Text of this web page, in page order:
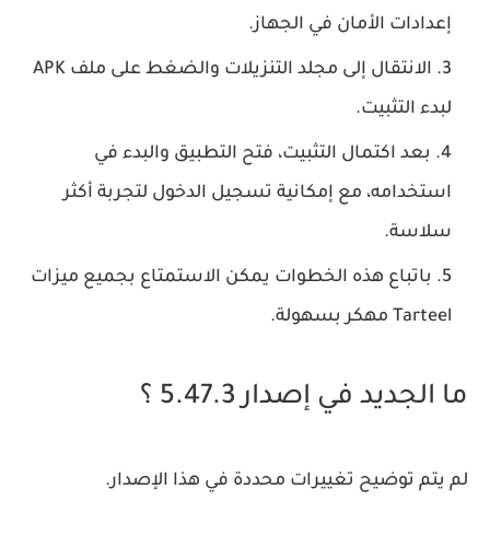
إعدادات الأمان في الجهاز.
الانتقال إلى مجلد التنزيلات والضغط على ملف APK
لبدء التثبيت.
بعد اكتمال التثبيت، فتح التطبيق والبدء في
استخدامه، مع إمكانية تسجيل الدخول لتجربة أكثر
سلاسة.
باتباع هذه الخطوات يمكن الاستمتاع بجميع ميزات
Tarteel مهكر بسهولة.
ما الجديد في إصدار 5.47.3 ؟
لم يتم توضيح تغييرات محددة في هذا الإصدار.